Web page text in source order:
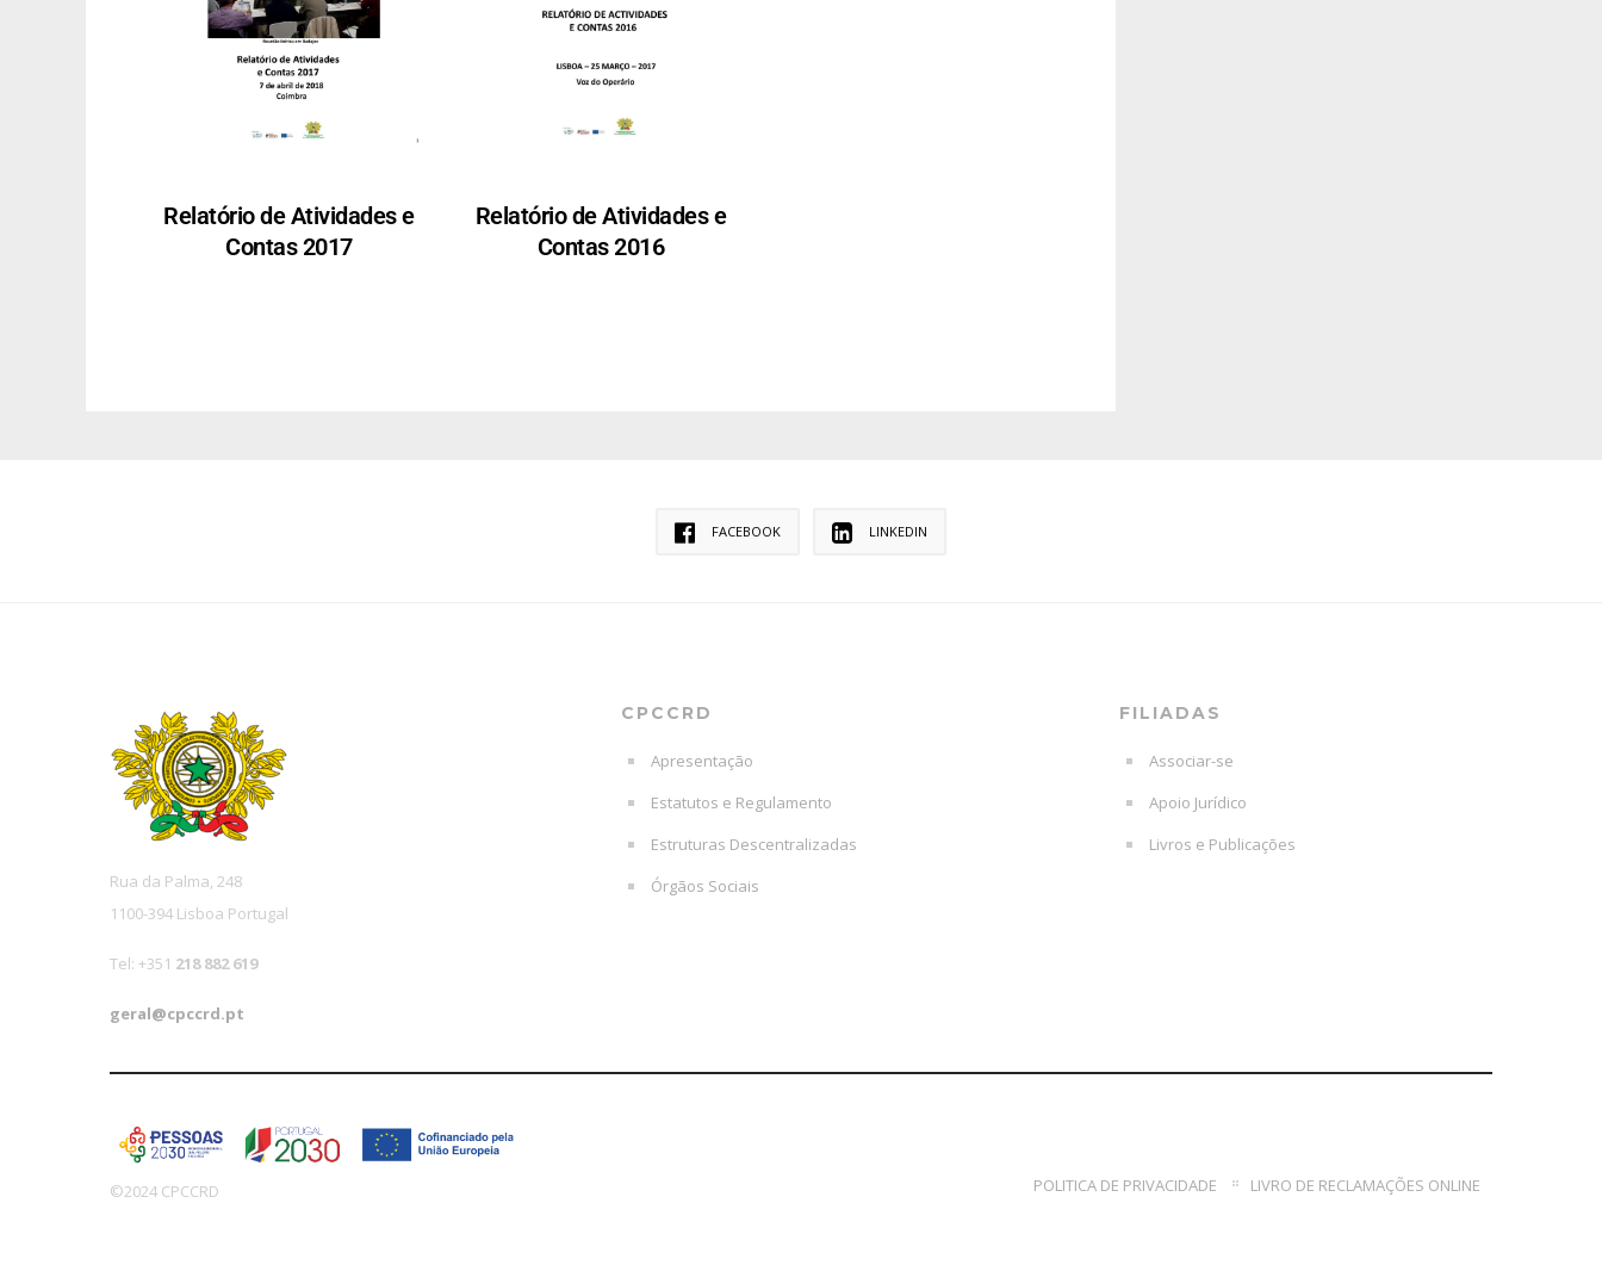
Relatório de Atividades e
Contas 2017
Relatório de Atividades e
Contas 2016
FACEBOOK LINKEDIN
Rua da Palma, 248
1100-394 Lisboa Portugal
Tel: +351 218 882 619
geral@cpccrd.pt
CPCCRD
Apresentação
Estatutos e Regulamento
Estruturas Descentralizadas
Órgãos Sociais
FILIADAS
Associar-se
Apoio Jurídico
Livros e Publicações
©2024 CPCCRD POLITICA DE PRIVACIDADE LIVRO DE RECLAMAÇÕES ONLINE